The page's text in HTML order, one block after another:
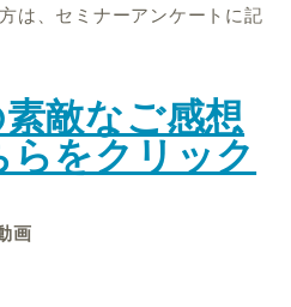
は、セミナーアンケートに記
敵なご感想
をクリック
画